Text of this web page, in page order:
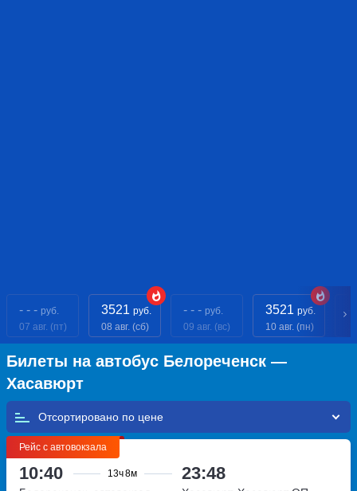
- - - руб.
07 авг. (пт)
3521 руб.
08 авг. (сб)
- - - руб.
09 авг. (вс)
3521 руб.
10 авг. (пн)
Билеты на автобус Белореченск —
Хасавюрт
Отсортировано по
Рейс с автовокзала
10:40 13ч8м 23:48